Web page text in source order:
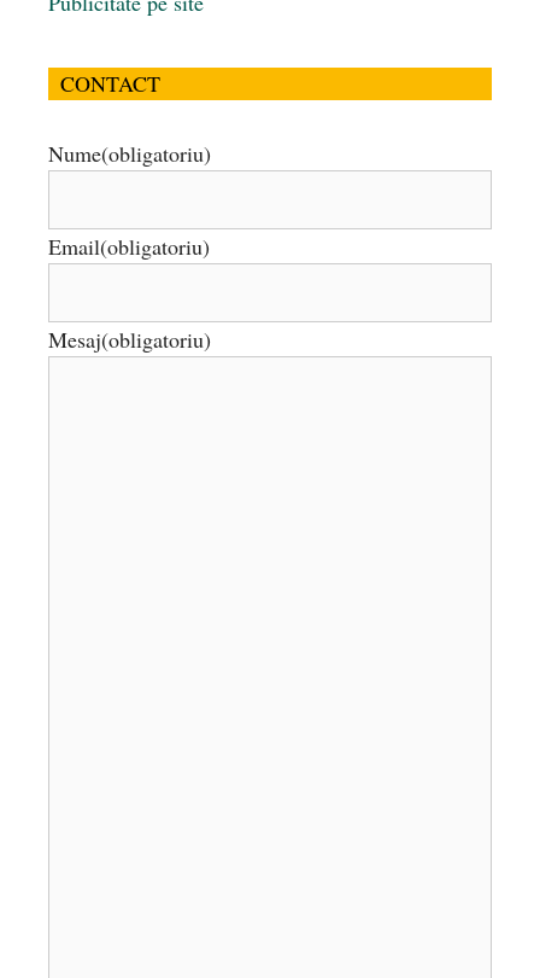
CONTACT
Nume(obligatoriu)
Email(obligatoriu)
Mesaj(obligatoriu)